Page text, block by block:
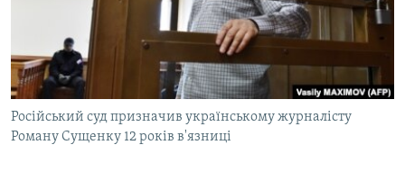
СПЕЦПРОЄКТИ
ПОДКАСТИ
КРИМ РЕАЛІЇ
РУС
Російський суд призначив українському журналісту
Роману Сущенку 12 років в'язниці